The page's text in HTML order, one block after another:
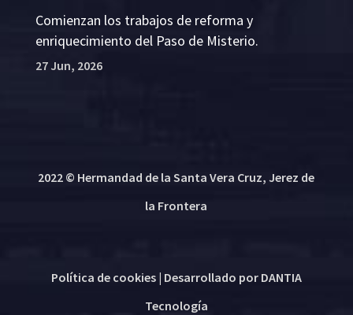
Comienzan los trabajos de reforma y
enriquecimiento del Paso de Misterio.
27 Jun, 2026
2022 © Hermandad de la Santa Vera Cruz, Jerez de
la Frontera
Política de cookies| Desarrollado por DANTIA
Tecnología